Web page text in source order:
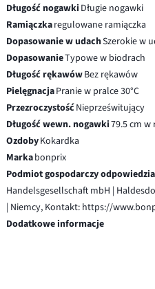
Długość nogawki Długie nogawki
Ramiączkaregulowane ramiączka
Dopasowanie w udachSzerokie w
DopasowanieTypowe w biodrach
Długość rękawówBez rękawów
PielęgnacjaPranie w pralce 30°C
PrzezroczystośćNieprześwitujący
Długość wewn. nogawki79.5 cm w
OzdobyKokardka
Markabonprix
Podmiot gospodarczy
Handelsgesellschaft mbH |
| Niemcy, Kontakt: https://
Dodatkowe informacje